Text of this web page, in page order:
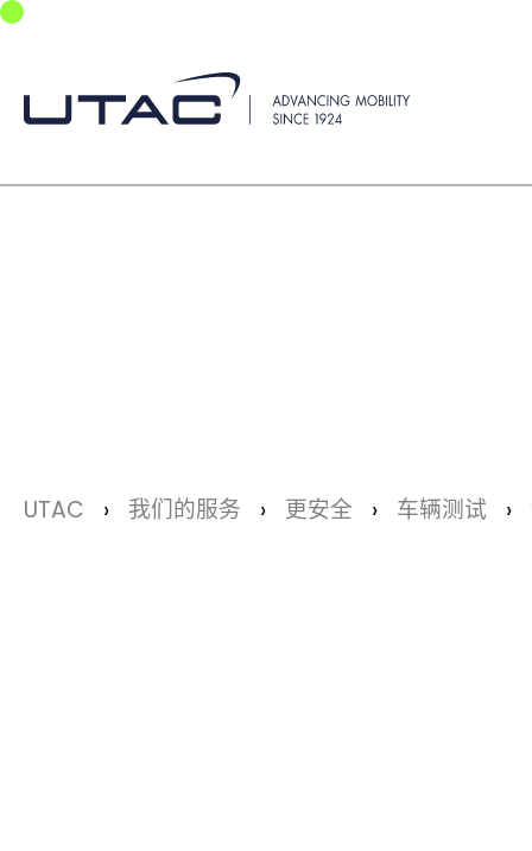
Skip to main navigation
Skip to main content
Skip to page footer
You are here:
UTAC 我们的服务 更安全 车辆测试